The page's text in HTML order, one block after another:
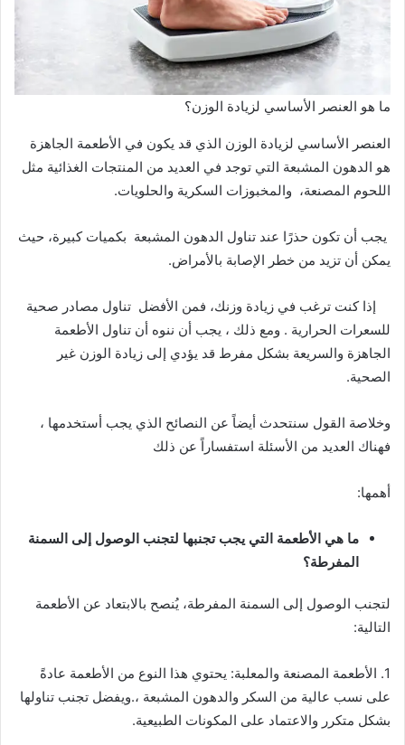
ما هو العنصر الأساسي لزيادة الوزن؟
العنصر الأساسي لزيادة الوزن الذي قد يكون في الأطعمة الجاهزة
هو الدهون المشبعة التي توجد في العديد من المنتجات الغذائية مثل
اللحوم المصنعة، والمخبوزات السكرية والحلويات.
يجب أن تكون حذرًا عند تناول الدهون المشبعة بكميات كبيرة، حيث
يمكن أن تزيد من خطر الإصابة بالأمراض.
إذا كنت ترغب في زيادة وزنك، فمن الأفضل تناول مصادر صحية
للسعرات الحرارية . ومع ذلك ، يجب أن ننوه أن تناول الأطعمة
الجاهزة والسريعة بشكل مفرط قد يؤدي إلى زيادة الوزن غير
الصحية.
وخلاصة القول سنتحدث أيضاً عن النصائح الذي يجب أستخدمها ،
فهناك العديد من الأسئلة استفساراً عن ذلك
أهمها:
ما هي الأطعمة التي يجب تجنبها لتجنب الوصول إلى السمنة
المفرطة؟
لتجنب الوصول إلى السمنة المفرطة، يُنصح بالابتعاد عن الأطعمة
التالية:
1. الأطعمة المصنعة والمعلبة: يحتوي هذا النوع من الأطعمة عادةً
على نسب عالية من السكر والدهون المشبعة ،.ويفضل تجنب تناولها
بشكل متكرر والاعتماد على المكونات الطبيعية.